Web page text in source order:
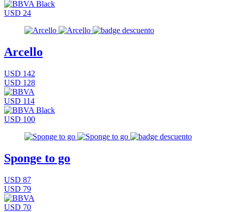
USD 24
Arcello
USD 142
USD 128
USD 114
USD 100
Sponge to go
USD 87
USD 79
USD 70